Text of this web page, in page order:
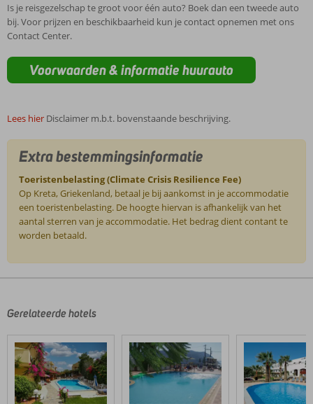
Is je reisgezelschap te groot voor één auto? Boek dan een tweede auto
bij. Voor prijzen en beschikbaarheid kun je contact opnemen met ons
Contact Center.
Voorwaarden & informatie huurauto
Lees hier Disclaimer m.b.t. bovenstaande beschrijving.
Extra bestemmingsinformatie
Toeristenbelasting (Climate Crisis Resilience Fee)
Op Kreta, Griekenland, betaal je bij aankomst in je accommodatie
een toeristenbelasting. De hoogte hiervan is afhankelijk van het
aantal sterren van je accommodatie. Het bedrag dient contant te
worden betaald.
door
klanten
geschreven
na
hun
verblijf
Gerelateerde hotels